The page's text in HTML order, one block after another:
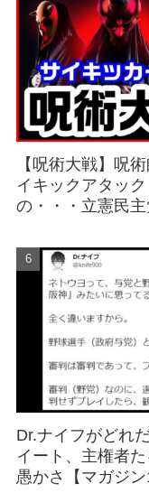
【呪術大戦】呪
イキックアタッ
の・・・立憲民主
Dr.ナイフがどれ
イート、主権者
愚かさ【マガジン